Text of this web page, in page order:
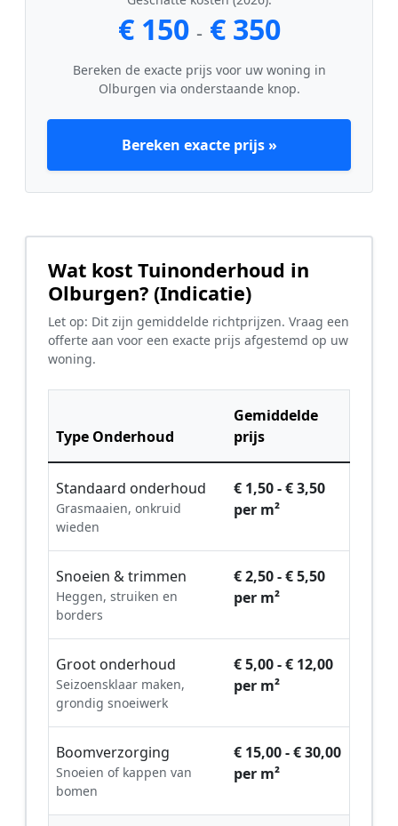
€ 150 - € 350
Bereken de exacte prijs voor uw woning in
Olburgen via onderstaande knop.
Bereken exacte prijs »
Wat kost Tuinonderhoud in
Olburgen? (Indicatie)
Let op: Dit zijn gemiddelde richtprijzen. Vraag een
offerte aan voor een exacte prijs afgestemd op uw
woning.
Type Onderhoud
Gemiddelde
prijs
Standaard onderhoud
Grasmaaien, onkruid
wieden
€ 1,50 - € 3,50
per m²
Snoeien & trimmen
Heggen, struiken en
borders
€ 2,50 - € 5,50
per m²
Groot onderhoud
Seizoensklaar maken,
grondig snoeiwerk
€ 5,00 - € 12,00
per m²
Boomverzorging
Snoeien of kappen van
bomen
€ 15,00 - € 30,00
per m²